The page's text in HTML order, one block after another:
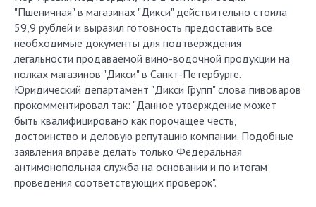
"Пшеничная" в магазинах "Дикси" действительно стоила
59,9 рублей и выразил готовность предоставить все
необходимые документы для подтверждения
легальности продаваемой вино-водочной продукции на
полках магазинов "Дикси" в Санкт-Петербурге.
Юридический департамент "Дикси Групп" слова пивоваров
прокомментировал так: "Данное утверждение может
быть квалифицировано как порочащее честь,
достоинство и деловую репутацию компании. Подобные
заявления вправе делать только Федеральная
антимонопольная служба на основании и по итогам
проведения соответствующих проверок".